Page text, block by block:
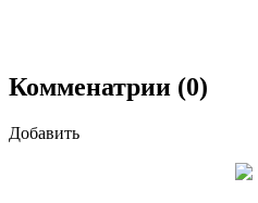
Комменатрии (0)
Добавить